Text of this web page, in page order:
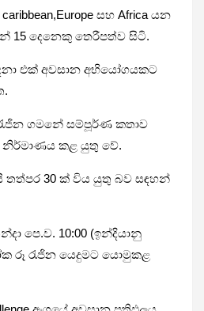
සහ Africa යන
15 දෙනෙකු තෙරීපත්ව සිටි.
එක් අවසාන අභියෝගයකට
ගමනේ සම්පූර්ණ කතාව
කළ යුතු වේ.
30 ක් විය යුතු බව සඳහන්
පෙ.ව. 10:00 (ඉන්දියානු
රූ රැජින යෙදුමට යොමුකළ